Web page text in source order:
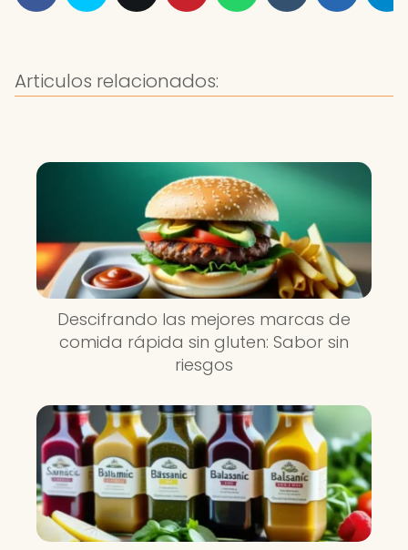
Articulos relacionados:
Descifrando las mejores marcas de
comida rápida sin gluten: Sabor sin
riesgos